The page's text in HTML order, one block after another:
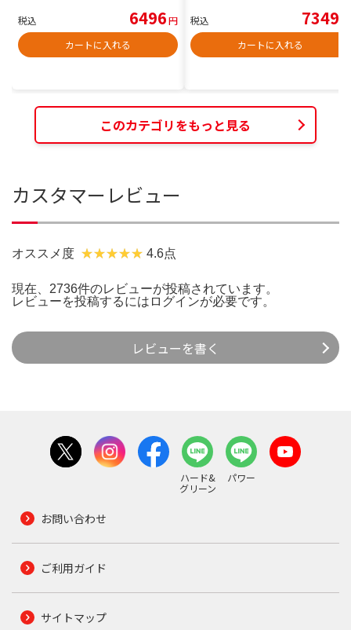
税込 6496円
カートに入れる
税込 7349
カートに入れる
このカテゴリをもっと見る
カスタマーレビュー
オススメ度 4.6点
現在、2736件のレビューが投稿されています。
レビューを投稿するには ログインが必要です。
レビューを書く
ハード&
グリーン
パワー
お問い合わせ
ご利用ガイド
サイトマップ